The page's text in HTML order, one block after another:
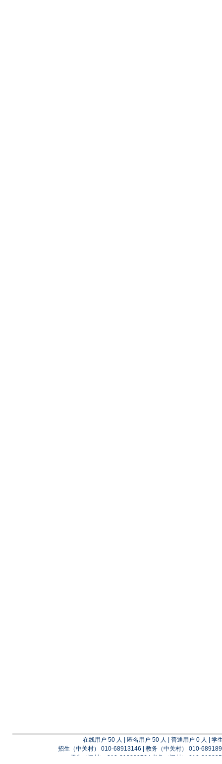
在线用户 50 人 | 匿名用户 50 人 | 普通用户 0 人 | 学
招生（中关村） 010-68913146 | 教务（中关村） 010-
招生（阎村） 010-81389976 | 考务（阎村） 010-